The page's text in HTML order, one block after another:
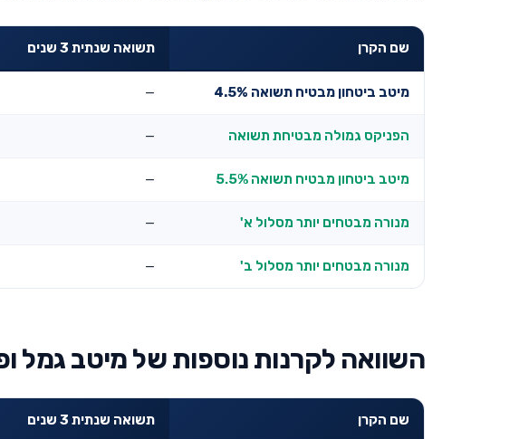
שם הקרן תשואה שנתית 3 שנים
מיטב ביטחון מבטיח תשואה 4.5% —
הפניקס גמולה מבטיחת תשואה —
מיטב ביטחון מבטיח תשואה 5.5% —
מנורה מבטחים יותר מסלול א' —
מנורה מבטחים יותר מסלול ב' —
השוואה לקרנות נוספות של מיטב גמל
שם הקרן תשואה שנתית 3 שנים